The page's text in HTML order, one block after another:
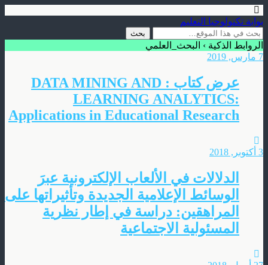
بوابة تكنولوجيا التعليم
الروابط الذكية › البحث_العلمي
7 مارس, 2019
عرض كتاب : DATA MINING AND
LEARNING ANALYTICS:
Applications in Educational Research
3 أكتوبر, 2018
الدلالات في الألعاب الإلكترونية عبرَ
الوسائط الإعلامية الجديدة وتأثيراتها على
المراهقين: دراسة في إطار نظرية
المسئولية الاجتماعية